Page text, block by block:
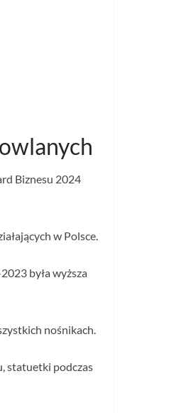
Biznesu 2024
w Polsce.
była wyższa
nośnikach.
statuetki podczas